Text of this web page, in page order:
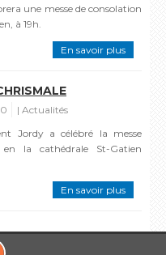
une messe de consolation
à 19h.
En savoir plus
Actualités
Jordy a célébré la messe
en la cathédrale St-Gatien
En savoir plus